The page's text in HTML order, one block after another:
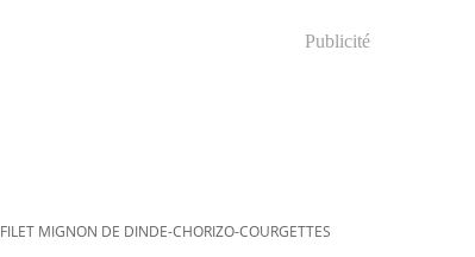
Publicité
FILET MIGNON DE DINDE-CHORIZO-COURGETTES